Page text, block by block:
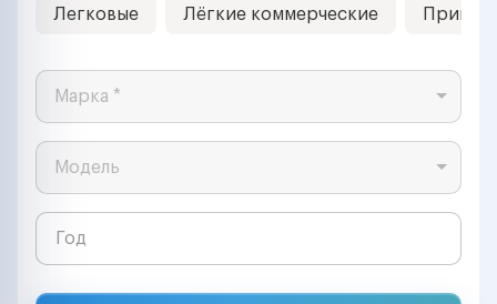
Легковые Лёгкие коммерческие
Марка *
Модель